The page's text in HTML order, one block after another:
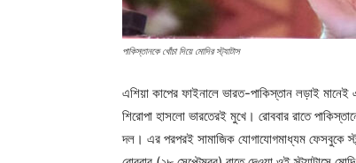
পাকিস্তানকে খোঁচা দিয়ে মোদির স্ট্যাটাস
এশিয়া কাপের ফাইনালে ভারত-পাকিস্তান লড়াই
শিরোপা হাসলো ভারতেরই মুখে। রোববার রাতে
দল। এর পরপরই সামাজিক যোগাযোগমাধ্যম ফেসবুকে